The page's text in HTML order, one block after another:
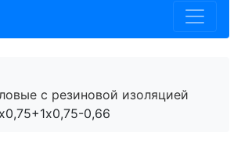
с резиновой изоляцией
0,66